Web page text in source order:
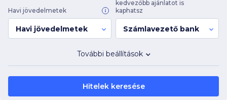
Havi jövedelmetek
Havi jövedelmetek
kedvezőbb ajánlatot is
kaphatsz
Számlavezető bank
További beállítások
Hitelek keresése